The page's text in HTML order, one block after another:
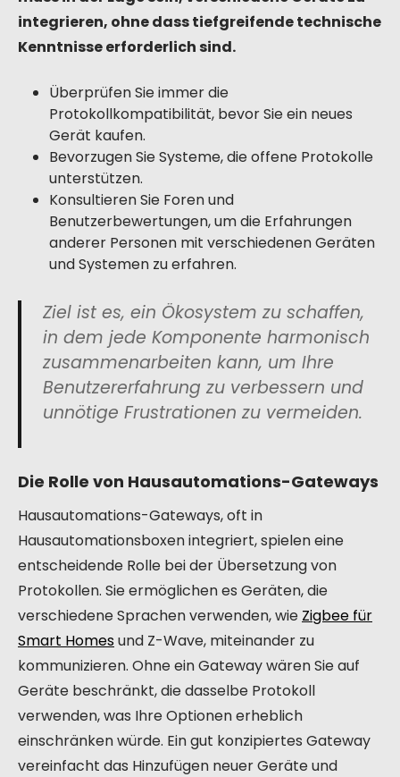
integrieren, ohne dass tiefgreifende technische
Kenntnisse erforderlich sind.
Überprüfen Sie immer die
Protokollkompatibilität, bevor Sie ein neues
Gerät kaufen.
Bevorzugen Sie Systeme, die offene Protokolle
unterstützen.
Konsultieren Sie Foren und
Benutzerbewertungen, um die Erfahrungen
anderer Personen mit verschiedenen Geräten
und Systemen zu erfahren.
Ziel ist es, ein Ökosystem zu schaffen,
in dem jede Komponente harmonisch
zusammenarbeiten kann, um Ihre
Benutzererfahrung zu verbessern und
unnötige Frustrationen zu vermeiden.
Die Rolle von Hausautomations-Gateways
Hausautomations-Gateways, oft in
Hausautomationsboxen integriert, spielen eine
entscheidende Rolle bei der Übersetzung von
Protokollen. Sie ermöglichen es Geräten, die
verschiedene Sprachen verwenden, wie Zigbee für
Smart Homesund Z-Wave, miteinander zu
kommunizieren. Ohne ein Gateway wären Sie auf
Geräte beschränkt, die dasselbe Protokoll
verwenden, was Ihre Optionen erheblich
einschränken würde. Ein gut konzipiertes Gateway
vereinfacht das Hinzufügen neuer Geräte und